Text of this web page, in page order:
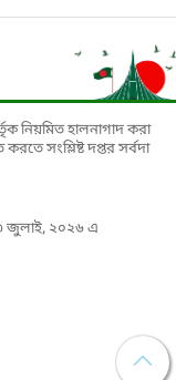
নিয়মিত হালনাগাদ করা
সংশ্লিষ্ট দপ্তর সর্বদা
জুলাই, ২০২৬ এ